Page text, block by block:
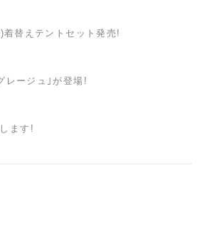
替えテントセット発売!
レージュ｣が登場!
ます!